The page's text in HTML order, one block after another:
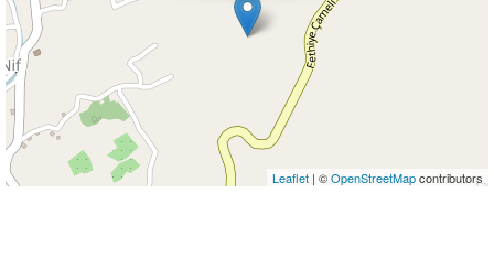
Leaflet | ©OpenStreetMapcontributors